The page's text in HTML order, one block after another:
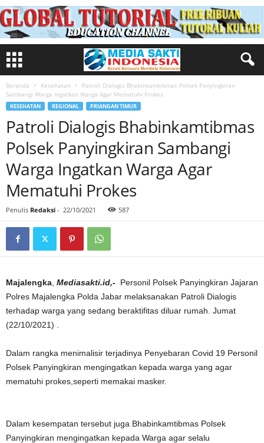
Beranda Kesehatan
Patroli Dialogis Bhabinkamtibmas Polsek Panyingkiran
Sambangi Warga Ingatkan Warga Agar Mematuhi Prokes
KESEHATAN REGIONAL PRIANGAN TIMUR
Patroli Dialogis Bhabinkamtibmas
Polsek Panyingkiran Sambangi
Warga Ingatkan Warga Agar
Mematuhi Prokes
Penulis Redaksi - 22/10/2021 587
Majalengka Mediasakti.id,- Personil Polsek Panyingkiran Jajaran
Polres Majalengka Polda Jabar melaksanakan Patroli Dialogis
terhadap warga yang sedang beraktifitas diluar rumah. Jumat
(22/10/2021) .
Dalam rangka menimalisir terjadinya Penyebaran Covid 19 Personil
Polsek Panyingkiran mengingatkan kepada warga yang agar
mematuhi prokes,seperti memakai masker.
Dalam kesempatan tersebut juga Bhabinkamtibmas Polsek
Panyingkiran mengingatkan kepada Warga agar selalu